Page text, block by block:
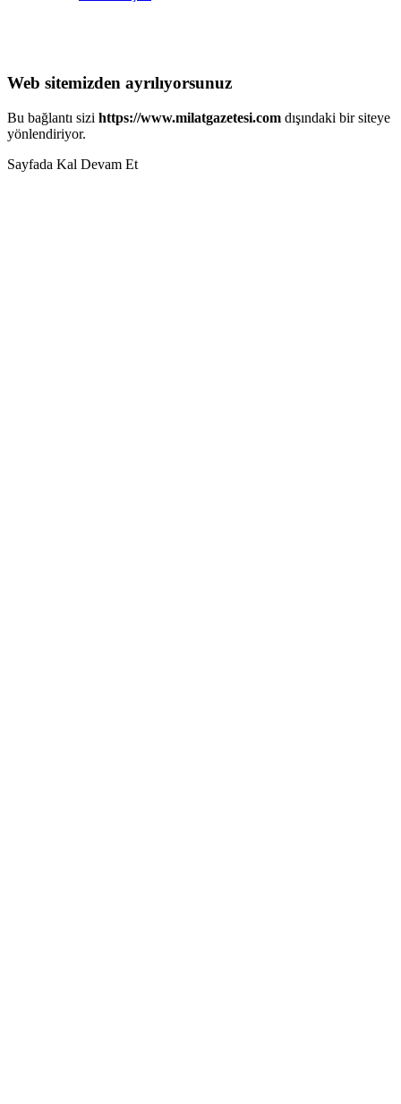
Web sitemizden ayrılıyorsunuz
Bu bağlantı sizi https://www.milatgazetesi.com dışındaki bir siteye
yönlendiriyor.
Sayfada Kal Devam Et